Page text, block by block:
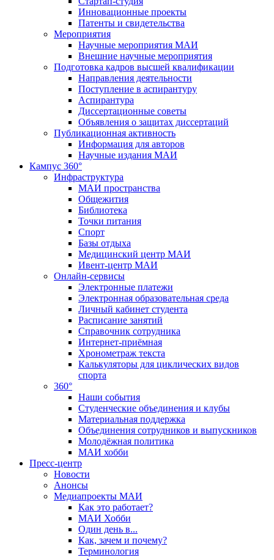
Инновационные проекты
Патенты и свидетельства
Мероприятия
Научные мероприятия МАИ
Внешние научные мероприятия
Подготовка кадров высшей квалификации
Направления деятельности
Поступление в аспирантуру
Аспирантура
Диссертационные советы
Объявления о защитах диссертаций
Публикационная активность
Информация для авторов
Научные издания МАИ
Кампус 360°
Инфраструктура
МАИ пространства
Общежития
Библиотека
Точки питания
Спорт
Базы отдыха
Медицинский центр МАИ
Ивент-центр МАИ
Онлайн-сервисы
Электронные платежи
Электронная образовательная среда
Личный кабинет студента
Расписание занятий
Справочник сотрудника
Интернет-приёмная
Хронометраж текста
Калькуляторы для циклических видов
спорта
360°
Наши события
Студенческие объединения и клубы
Материальная поддержка
Объединения сотрудников и выпускников
Молодёжная политика
МАИ хобби
Пресс-центр
Новости
Анонсы
Медиапроекты МАИ
Как это работает?
МАИ Хобби
Один день в...
Как, зачем и почему?
Терминология